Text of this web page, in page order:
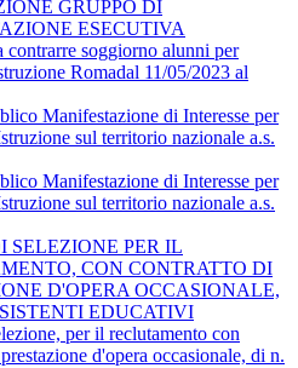
GRUPPO DI
ESECUTIVA
contrarre soggiorno alunni per
Romadal 11/05/2023 al
Manifestazione di Interesse per
sul territorio nazionale a.s.
Manifestazione di Interesse per
sul territorio nazionale a.s.
SELEZIONE PER IL
CON CONTRATTO DI
D'OPERA OCCASIONALE,
EDUCATIVI
per il reclutamento con
d'opera occasionale, di n.